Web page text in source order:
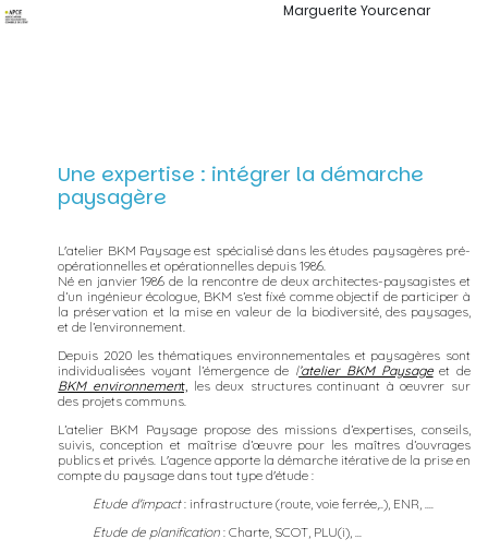
Marguerite Yourcenar
Une expertise : intégrer la démarche
paysagère
L'atelier BKM Paysage est spécialisé dans les études paysagères pré-
opérationnelles et opérationnelles depuis 1986.
Né en janvier 1986 de la rencontre de deux architectes-paysagistes et
d’un ingénieur écologue, BKM s’est fixé comme objectif de participer à
la préservation et la mise en valeur de la biodiversité, des paysages,
et de l’environnement.
Depuis 2020 les thématiques environnementales et paysagères sont
individualisées voyant l’émergence de l’atelier BKM Paysage et de
BKM environnement,les deux structures continuant à oeuvrer sur
des projets communs.
L’atelier BKM Paysage propose des missions d’expertises, conseils,
suivis, conception et maîtrise d’œuvre pour les maîtres d’ouvrages
publics et privés. L'agence apporte la démarche itérative de la prise en
compte du paysage dans tout type d'étude :
Etude d'impact: infrastructure (route, voie ferrée,..), ENR, ....
Etude de planification : Charte, SCOT, PLU(i), ...